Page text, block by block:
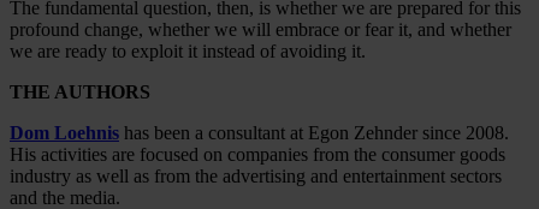
The fundamental question, then, is whether we are prepared for this
profound change, whether we will embrace or fear it, and whether
we are ready to exploit it instead of avoiding it.
THE AUTHORS
Dom Loehnis has been a consultant at Egon Zehnder since 2008.
His activities are focused on companies from the consumer goods
industry as well as from the advertising and entertainment sectors
and the media.